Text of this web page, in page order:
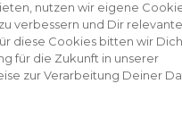
nutzen wir eigene
verbessern und Dir
diese Cookies bitten wir
für die Zukunft in unserer
zur Verarbeitung Deiner